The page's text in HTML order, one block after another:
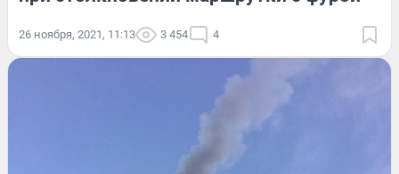
26 ноября, 2021, 11:13 3 454 4